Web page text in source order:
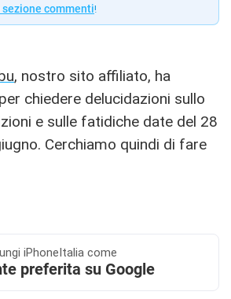
sezione commenti!
, nostro sito affiliato, ha
chiedere delucidazioni sullo
e sulle fatidiche date del 28
Cerchiamo quindi di fare
iPhoneItalia come
preferita su Google